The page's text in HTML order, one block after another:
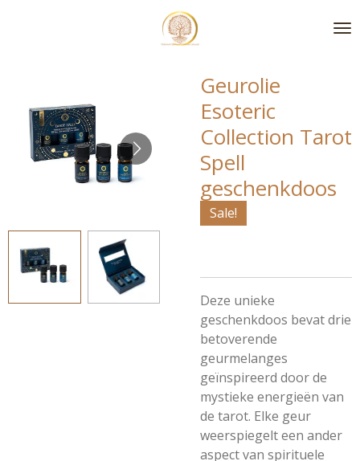
Geurolie
Esoteric
Collection Tarot
Spell
geschenkdoos
Sale!
Deze unieke
geschenkdoos bevat drie
betoverende
geurmelanges
geïnspireerd door de
mystieke energieën van
de tarot. Elke geur
weerspiegelt een ander
aspect van spirituele